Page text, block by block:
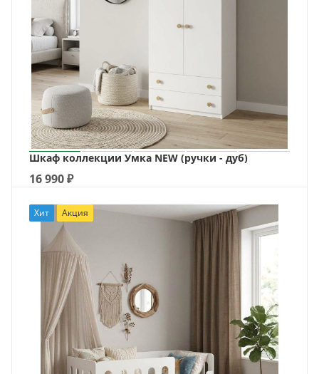
Шкаф коллекции Умка NEW (ручки - дуб)
16 990₽
Хит Акция